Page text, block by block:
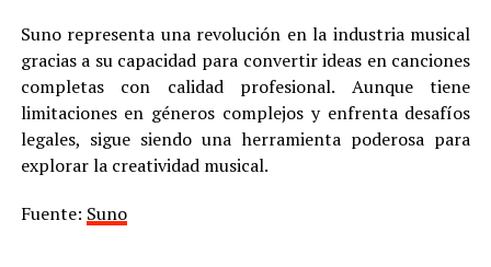
Suno representa una revolución en la industria musical
gracias a su capacidad para convertir ideas en canciones
completas con calidad profesional. Aunque tiene
limitaciones en géneros complejos y enfrenta desafíos
legales, sigue siendo una herramienta poderosa para
explorar la creatividad musical.
Fuente: Suno